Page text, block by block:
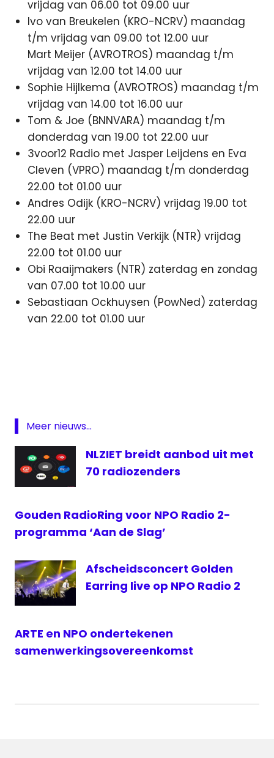
vrijdag van 06.00 tot 09.00 uur
Ivo van Breukelen (KRO-NCRV) maandag
t/m vrijdag van 09.00 tot 12.00 uur
Mart Meijer (AVROTROS) maandag t/m
vrijdag van 12.00 tot 14.00 uur
Sophie Hijlkema (AVROTROS) maandag t/m
vrijdag van 14.00 tot 16.00 uur
Tom & Joe (BNNVARA) maandag t/m
donderdag van 19.00 tot 22.00 uur
3voor12 Radio met Jasper Leijdens en Eva
Cleven (VPRO) maandag t/m donderdag
22.00 tot 01.00 uur
Andres Odijk (KRO-NCRV) vrijdag 19.00 tot
22.00 uur
The Beat met Justin Verkijk (NTR) vrijdag
22.00 tot 01.00 uur
Obi Raaijmakers (NTR) zaterdag en zondag
van 07.00 tot 10.00 uur
Sebastiaan Ockhuysen (PowNed) zaterdag
van 22.00 tot 01.00 uur
Radio
Meer nieuws...
NLZIET breidt aanbod uit met
70 radiozenders
Gouden RadioRing voor NPO Radio 2-
programma ‘Aan de Slag’
Afscheidsconcert Golden
Earring live op NPO Radio 2
ARTE en NPO ondertekenen
samenwerkingsovereenkomst